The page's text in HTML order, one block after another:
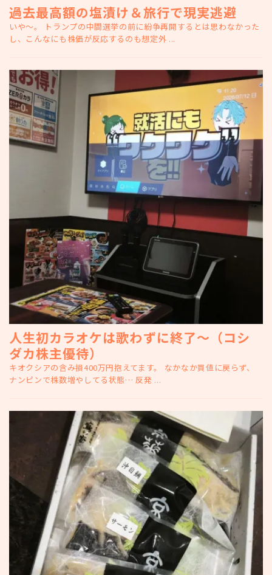
過去最高額の塩漬け＆旅行で現実逃避
いや～。 トランプの中間選挙の前に紛争再開するとは思わなかった
し、こんなにも株価が反応するのも想定外 ...
人生初カラオケは歌わずに終了～（コシ
ダカ株主優待）
キオクシアの含み損400万円抱えてます。 なかなか買値に戻らず、
ナンピンで株数増やしてる状態… 反発 ...